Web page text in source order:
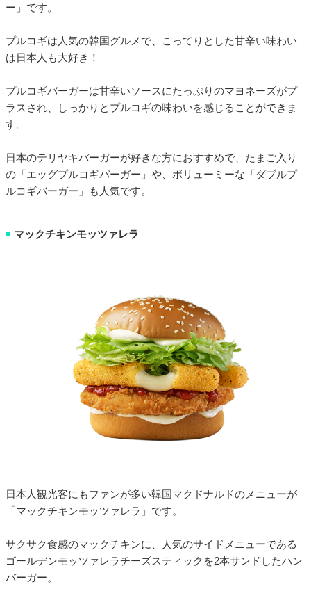
ー」です。
プルコギは人気の韓国グルメで、こってりとした甘辛い味わい
は日本人も大好き！
プルコギバーガーは甘辛いソースにたっぷりのマヨネーズがプ
ラスされ、しっかりとプルコギの味わいを感じることができま
す。
日本のテリヤキバーガーが好きな方におすすめで、たまご入り
の「エッグプルコギバーガー」や、ボリューミーな「ダブルプ
ルコギバーガー」も人気です。
■ マックチキンモッツァレラ
日本人観光客にもファンが多い韓国マクドナルドのメニューが
「マックチキンモッツァレラ」です。
サクサク食感のマックチキンに、人気のサイドメニューである
ゴールデンモッツァレラチーズスティックを2本サンドしたハン
バーガー。